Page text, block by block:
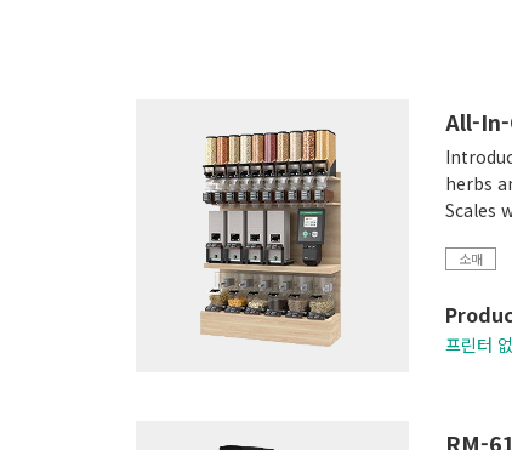
All-
herbs
Scales
소매
프린터
RM-